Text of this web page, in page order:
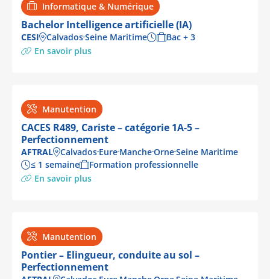
Bachelor Intelligence artificielle (IA)
Informatique & Numérique
CESI CalvadosSeine Maritime
Bac + 3
En savoir plus
CACES R489, Cariste – catégorie 1A-5 –
Perfectionnement
Manutention
AFTRAL Calvados Eure MancheOrneSeine Maritime
≤ 1 semaine
Formation professionnelle
En savoir plus
Pontier – Elingueur, conduite au sol –
Perfectionnement
Manutention